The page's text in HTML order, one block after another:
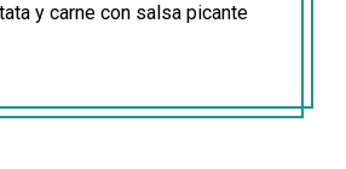
y carne con salsa picante